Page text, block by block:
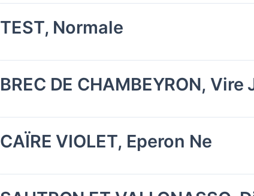
TEST, Normale
BREC DE CHAMBEYRON,
CAÏRE VIOLET, Eperon Ne